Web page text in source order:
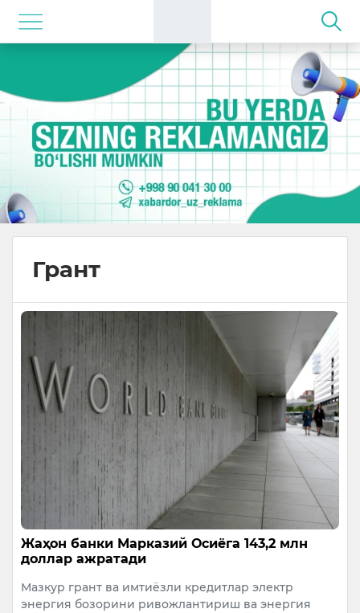
Грант
Жаҳон банки Марказий Осиёга 143,2 млн
доллар ажратади
Мазкур грант ва имтиёзли кредитлар электр
энергия бозорини ривожлантириш ва энергия